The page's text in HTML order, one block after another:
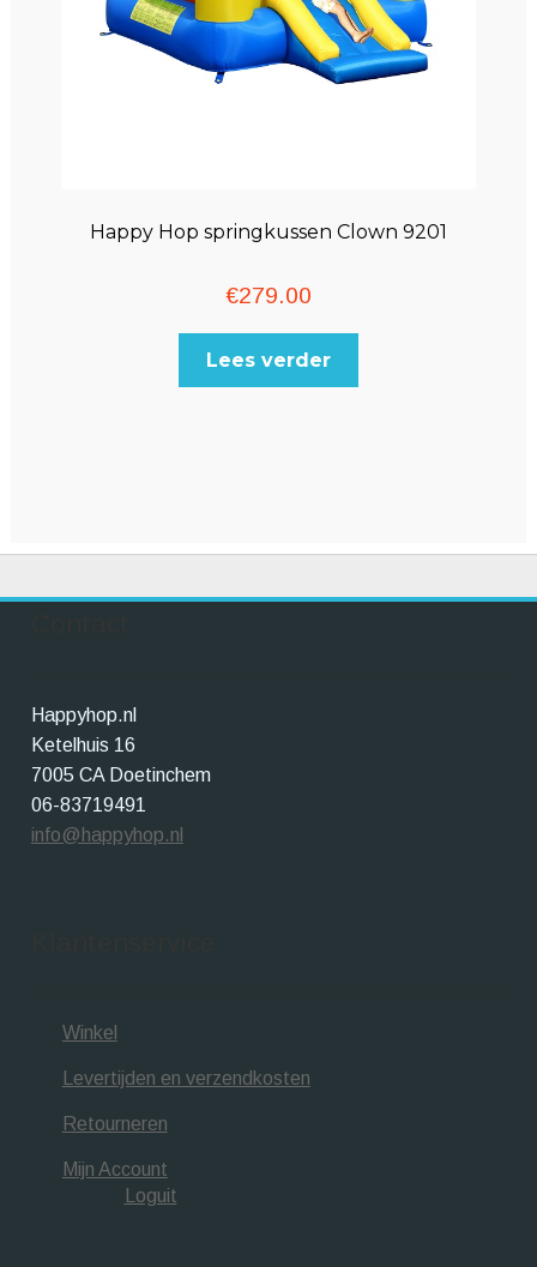
Happy Hop springkussen Clown 9201
€279.00
Lees verder
Happyhop.nl
Ketelhuis 16
7005 CA Doetinchem
06-83719491
info@happyhop.nl
Winkel
Levertijden en verzendkosten
Retourneren
Mijn Account
Loguit